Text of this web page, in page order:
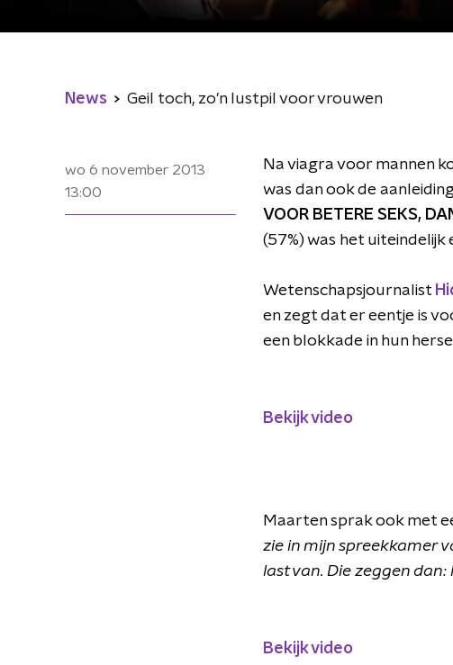
News Geil toch, zo'n lustpil voor vrouwen
wo 6 november 2013
13:00
Na viagra voor mannen
was dan ook de
VOOR BETERE SEKS,
(57%) was het uiteindelijk
Wetenschapsjournalist
en zegt dat er eentje is
een blokkade in hun
Bekijk video
Maarten sprak ook met
zie in mijn spreekkamer
last van. Die zeggen
Bekijk video